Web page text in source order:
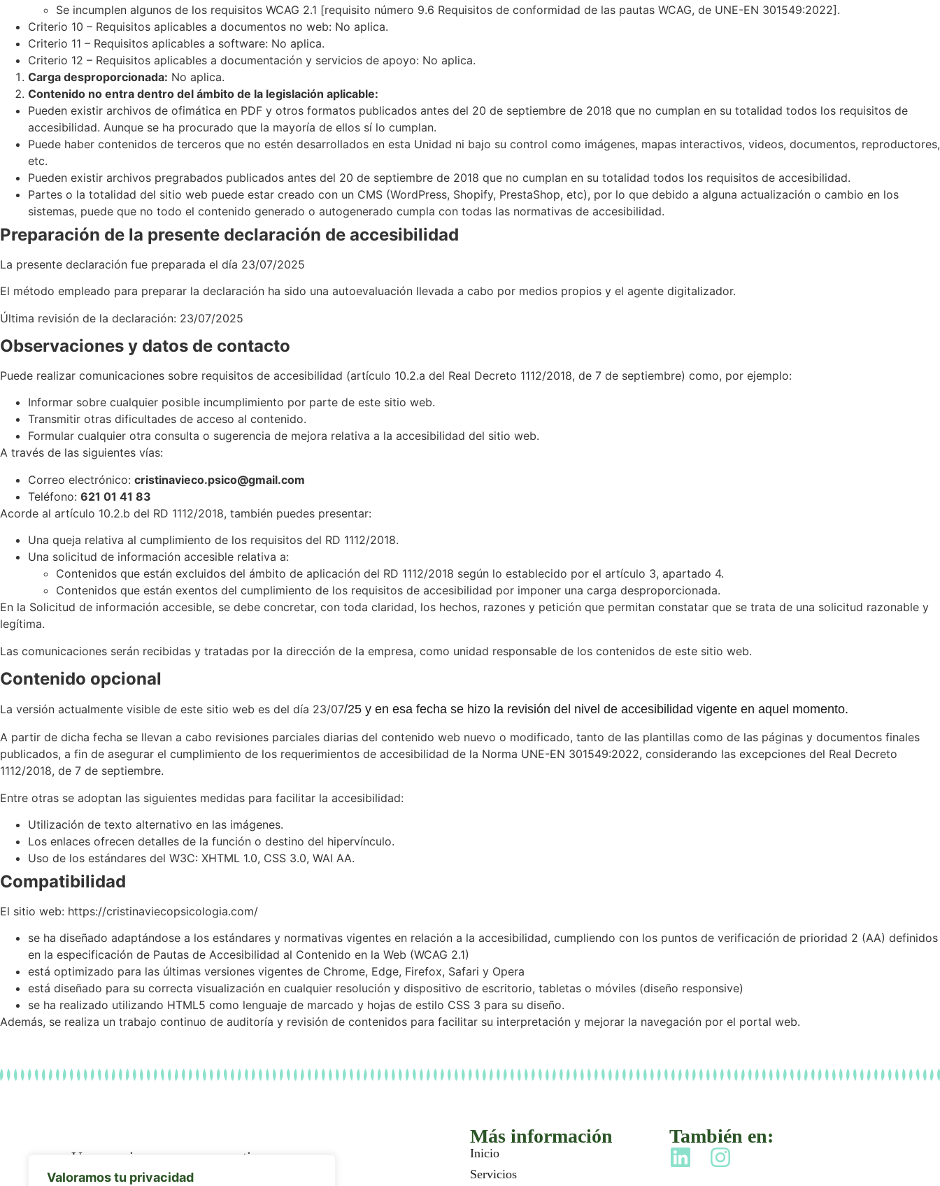
Valoramos tu privacidad
Se incumplen algunos de los requisitos WCAG 2.1 [requisito número 9.6 Requisitos de conformidad de las pautas WCAG, de UNE-EN 301549:2022].
Criterio 10 – Requisitos aplicables a documentos no web: No aplica.
Criterio 11 – Requisitos aplicables a software: No aplica.
Criterio 12 – Requisitos aplicables a documentación y servicios de apoyo: No aplica.
Carga desproporcionada: No aplica.
Contenido no entra dentro del ámbito de la legislación aplicable:
Pueden existir archivos de ofimática en PDF y otros formatos publicados antes del 20 de septiembre de 2018 que no cumplan en su totalidad todos los requisitos de
accesibilidad. Aunque se ha procurado que la mayoría de ellos sí lo cumplan.
Puede haber contenidos de terceros que no estén desarrollados en esta Unidad ni bajo su control como imágenes, mapas interactivos, videos, documentos, reproductores,
etc.
Pueden existir archivos pregrabados publicados antes del 20 de septiembre de 2018 que no cumplan en su totalidad todos los requisitos de accesibilidad.
Partes o la totalidad del sitio web puede estar creado con un CMS (WordPress, Shopify, PrestaShop, etc), por lo que debido a alguna actualización o cambio en los
sistemas, puede que no todo el contenido generado o autogenerado cumpla con todas las normativas de accesibilidad.
Preparación de la presente declaración de accesibilidad
La presente declaración fue preparada el día 23/07/2025
El método empleado para preparar la declaración ha sido una autoevaluación llevada a cabo por medios propios y el agente digitalizador.
Última revisión de la declaración: 23/07/2025
Observaciones y datos de contacto
Puede realizar comunicaciones sobre requisitos de accesibilidad (artículo 10.2.a del Real Decreto 1112/2018, de 7 de septiembre) como, por ejemplo:
Informar sobre cualquier posible incumplimiento por parte de este sitio web.
Transmitir otras dificultades de acceso al contenido.
Formular cualquier otra consulta o sugerencia de mejora relativa a la accesibilidad del sitio web.
A través de las siguientes vías:
Correo electrónico: cristinavieco.psico@gmail.com
Teléfono: 621 01 41 83
Acorde al artículo 10.2.b del RD 1112/2018, también puedes presentar:
Una queja relativa al cumplimiento de los requisitos del RD 1112/2018.
Una solicitud de información accesible relativa a:
Contenidos que están excluidos del ámbito de aplicación del RD 1112/2018 según lo establecido por el artículo 3, apartado 4.
Contenidos que están exentos del cumplimiento de los requisitos de accesibilidad por imponer una carga desproporcionada.
En la Solicitud de información accesible, se debe concretar, con toda claridad, los hechos, razones y petición que permitan constatar que se trata de una solicitud razonable y
legítima.
Las comunicaciones serán recibidas y tratadas por la dirección de la empresa, como unidad responsable de los contenidos de este sitio web.
Contenido opcional
La versión actualmente visible de este sitio web es del día 23/07/25 y en esa fecha se hizo la revisión del nivel de accesibilidad vigente en aquel momento.
A partir de dicha fecha se llevan a cabo revisiones parciales diarias del contenido web nuevo o modificado, tanto de las plantillas como de las páginas y documentos finales
publicados, a fin de asegurar el cumplimiento de los requerimientos de accesibilidad de la Norma UNE-EN 301549:2022, considerando las excepciones del Real Decreto
1112/2018, de 7 de septiembre.
Entre otras se adoptan las siguientes medidas para facilitar la accesibilidad:
Utilización de texto alternativo en las imágenes.
Los enlaces ofrecen detalles de la función o destino del hipervínculo.
Uso de los estándares del W3C: XHTML 1.0, CSS 3.0, WAI AA.
Compatibilidad
El sitio web: https://cristinaviecopsicologia.com/
se ha diseñado adaptándose a los estándares y normativas vigentes en relación a la accesibilidad, cumpliendo con los puntos de verificación de prioridad 2 (AA) definidos
en la especificación de Pautas de Accesibilidad al Contenido en la Web (WCAG 2.1)
está optimizado para las últimas versiones vigentes de Chrome, Edge, Firefox, Safari y Opera
está diseñado para su correcta visualización en cualquier resolución y dispositivo de escritorio, tabletas o móviles (diseño responsive)
se ha realizado utilizando HTML5 como lenguaje de marcado y hojas de estilo CSS 3 para su diseño.
Además, se realiza un trabajo continuo de auditoría y revisión de contenidos para facilitar su interpretación y mejorar la navegación por el portal web.
Un espacio seguro para sentir, sanar y
avanzar.
Más información
Inicio
Servicios
También en: